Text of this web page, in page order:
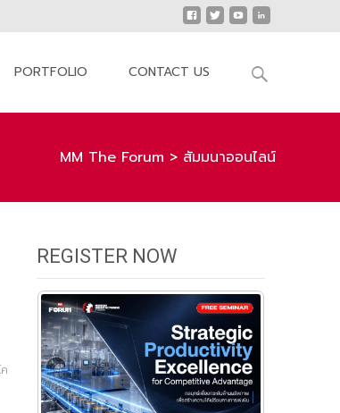
PORTFOLIO CONTACT US
Search
MM The Forum > สัมมนาออนไลน์
REGISTER NOW